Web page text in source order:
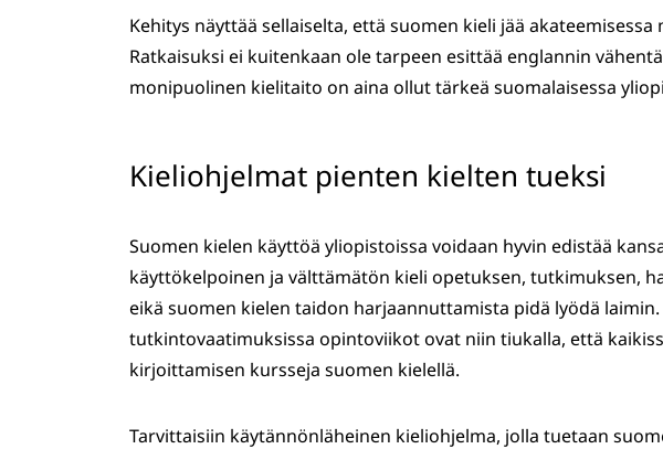
Kehitys näyttää sellaiselta, että suomen kieli jää akateemisessa
Ratkaisuksi ei kuitenkaan ole tarpeen esittää englannin
monipuolinen kielitaito on aina ollut tärkeä suomalaisessa
Kieliohjelmat pienten kielten tueksi
Suomen kielen käyttöä yliopistoissa voidaan hyvin edistää
käyttökelpoinen ja välttämätön kieli opetuksen, tutkimuksen,
eikä suomen kielen taidon harjaannuttamista pidä lyödä
tutkintovaatimuksissa opintoviikot ovat niin tiukalla, että
kirjoittamisen kursseja suomen kielellä.
Tarvittaisiin käytännönläheinen kieliohjelma, jolla tuetaan